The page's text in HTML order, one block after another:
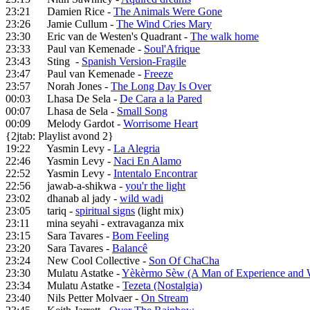
23:21 Damien Rice - The Animals Were Gone
23:26 Jamie Cullum - The Wind Cries Mary
23:30 Eric van de Westen's Quadrant - The walk home
23:33 Paul van Kemenade - Soul'Afrique
23:43 Sting - Spanish Version-Fragile
23:47 Paul van Kemenade - Freeze
23:57 Norah Jones - The Long Day Is Over
00:03 Lhasa De Sela - De Cara a la Pared
00:07 Lhasa de Sela - Small Song
00:09 Melody Gardot - Worrisome Heart
{2jtab: Playlist avond 2}
19:22 Yasmin Levy - La Alegria
22:46 Yasmin Levy - Naci En Alamo
22:52 Yasmin Levy - Intentalo Encontrar
22:56 jawab-a-shikwa - you'r the light
23:02 dhanab al jady - wild wadi
23:05 tariq - spiritual signs (light mix)
23:11 mina seyahi - extravaganza mix
23:15 Sara Tavares - Bom Feeling
23:20 Sara Tavares - Balancê
23:24 New Cool Collective - Son Of ChaCha
23:30 Mulatu Astatke -Yèkèrmo Sèw (A Man of Experience and
23:34 Mulatu Astatke - Tezeta (Nostalgia)
23:40 Nils Petter Molvaer - On Stream